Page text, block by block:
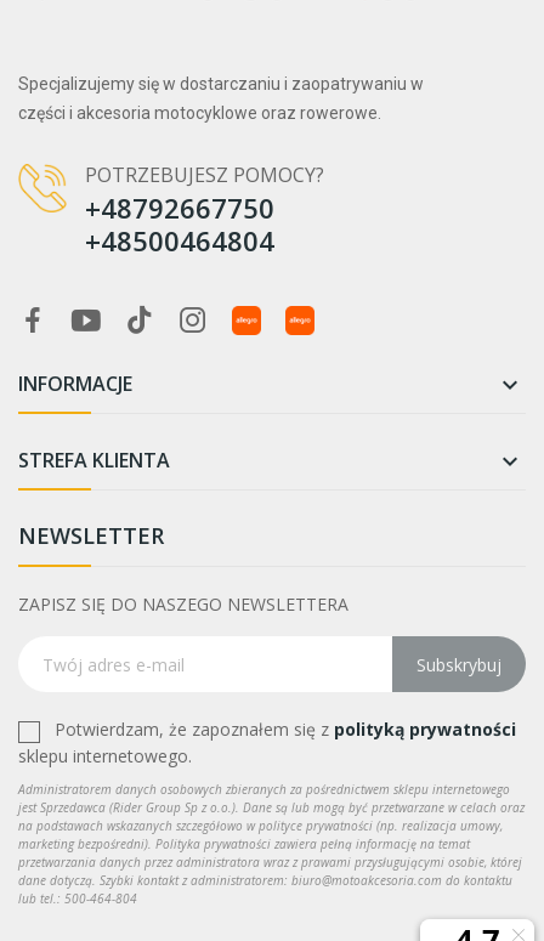
Specjalizujemy się w dostarczaniu i zaopatrywaniu w
części i akcesoria motocyklowe oraz rowerowe.
POTRZEBUJESZ POMOCY?
+48792667750
+48500464804
INFORMACJE 
STREFA KLIENTA 
NEWSLETTER
ZAPISZ SIĘ DO NASZEGO NEWSLETTERA
Subskrybuj
Potwierdzam, że zapoznałem się z polityką prywatności
sklepu internetowego.
Administratorem danych osobowych zbieranych za pośrednictwem sklepu internetowego
jest Sprzedawca (Rider Group Sp z o.o.). Dane są lub mogą być przetwarzane w celach oraz
na podstawach wskazanych szczegółowo w polityce prywatności (np. realizacja umowy,
marketing bezpośredni). Polityka prywatności zawiera pełną informację na temat
przetwarzania danych przez administratora wraz z prawami przysługującymi osobie, której
dane dotyczą. Szybki kontakt z administratorem: biuro@motoakcesoria.com do kontaktu
lub tel.: 500-464-804